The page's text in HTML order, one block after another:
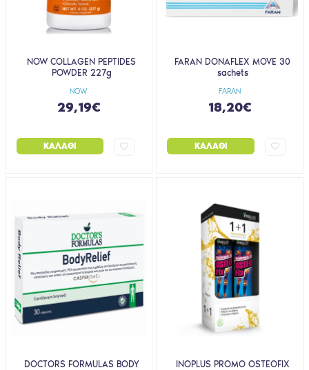
NOW
NOW COLLAGEN PEPTIDES
POWDER 227g
29,19€
ΚΑΛΆΘΙ
FARAN
FARAN DONAFLEX MOVE 30
sachets
18,20€
ΚΑΛΆΘΙ
DOCTORS FORMULAS BODY
INOPLUS PROMO OSTEOFIX